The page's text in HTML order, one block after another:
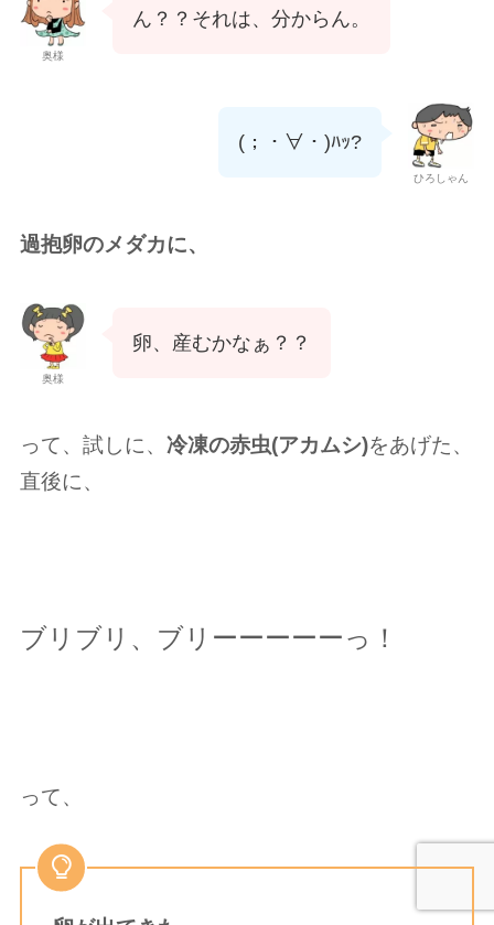
奥様
ん？？それは、分からん。
ひろしゃん
(；・∀︎・)ﾊｯ?
過抱卵のメダカに、
奥様
卵、産むかなぁ？？
って、試しに、 冷凍の赤虫(アカムシ)をあげた、
直後に、
ブリブリ、ブリーーーーーっ！
って、